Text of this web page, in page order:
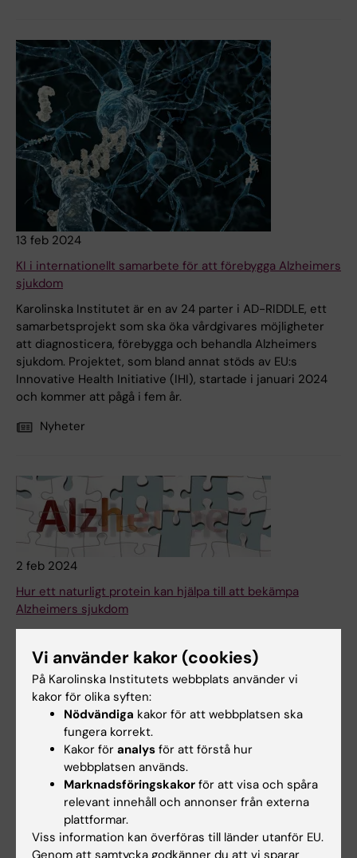
13 feb 2024
KI i internationellt samarbete för att förebygga Alzheimers
sjukdom
Karolinska Institutet är en av 24 parter i AD-RIDDLE, ett
samarbetsprojekt som ska öka vårdgivares möjligheter
att diagnosticera, förebygga och behandla Alzheimers
sjukdom. Projektet, som bland annat stöds av EU:s
Innovative Health Initiative (IHI), startade i januari 2024
och kommer att pågå i fem år.
Nyheter
2 feb 2024
Hur ett naturligt protein kan hjälpa till att bekämpa
Alzheimers sjukdom
om de underliggande mekanismerna för bildandet av
proteinklumpar vid Alzheimers sjukdom. Studien, ledd av
forskare från Karolinska Institutet, kan bana väg för nya
behandlingar av denna förödande neurodegenerativa
sjukdom.
Nyheter
Vi använder kakor (cookies)
På Karolinska Institutets webbplats använder vi
kakor för olika syften:
Nödvändiga kakor för att webbplatsen ska
fungera korrekt.
Kakor för analys för att förstå hur
webbplatsen används.
Marknadsföringskakor för att visa och spåra
relevant innehåll och annonser från externa
plattformar.
Viss information kan överföras till länder utanför EU.
Genom att samtycka godkänner du att vi sparar